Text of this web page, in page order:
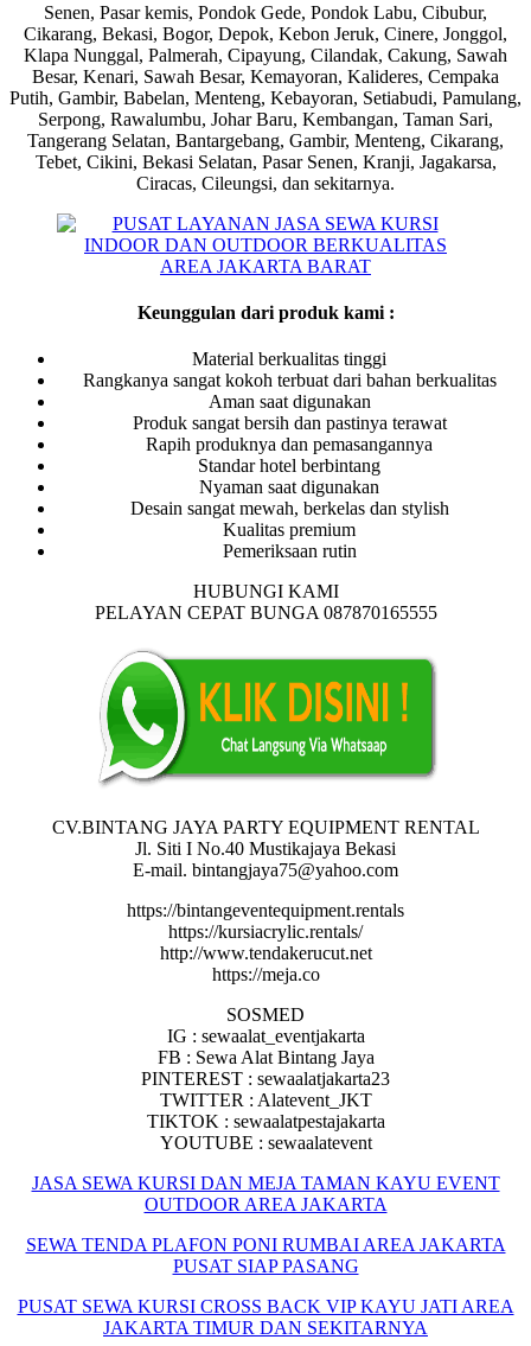
Senen, Pasar kemis, Pondok Gede, Pondok Labu, Cibubur,
Cikarang, Bekasi, Bogor, Depok, Kebon Jeruk, Cinere, Jonggol,
Klapa Nunggal, Palmerah, Cipayung, Cilandak, Cakung, Sawah
Besar, Kenari, Sawah Besar, Kemayoran, Kalideres, Cempaka
Putih, Gambir, Babelan, Menteng, Kebayoran, Setiabudi, Pamulang,
Serpong, Rawalumbu, Johar Baru, Kembangan, Taman Sari,
Tangerang Selatan, Bantargebang, Gambir, Menteng, Cikarang,
Tebet, Cikini, Bekasi Selatan, Pasar Senen, Kranji, Jagakarsa,
Ciracas, Cileungsi, dan sekitarnya.
Keunggulan dari produk kami :
Material berkualitas tinggi
Rangkanya sangat kokoh terbuat dari bahan berkualitas
Aman saat digunakan
Produk sangat bersih dan pastinya terawat
Rapih produknya dan pemasangannya
Standar hotel berbintang
Nyaman saat digunakan
Desain sangat mewah, berkelas dan stylish
Kualitas premium
Pemeriksaan rutin
HUBUNGI KAMI
PELAYAN CEPAT BUNGA 087870165555
CV.BINTANG JAYA PARTY EQUIPMENT RENTAL
Jl. Siti I No.40 Mustikajaya Bekasi
E-mail. bintangjaya75@yahoo.com
https://bintangeventequipment.rentals
https://kursiacrylic.rentals/
http://www.tendakerucut.net
https://meja.co
SOSMED
IG : sewaalat_eventjakarta
FB : Sewa Alat Bintang Jaya
PINTEREST : sewaalatjakarta23
TWITTER : Alatevent_JKT
TIKTOK : sewaalatpestajakarta
YOUTUBE : sewaalatevent
JASA SEWA KURSI DAN MEJA TAMAN KAYU EVENT
OUTDOOR AREA JAKARTA
SEWA TENDA PLAFON PONI RUMBAI AREA JAKARTA
PUSAT SIAP PASANG
PUSAT SEWA KURSI CROSS BACK VIP KAYU JATI AREA
JAKARTA TIMUR DAN SEKITARNYA